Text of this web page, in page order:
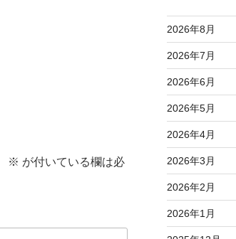
※ が付いている欄は必
2026年8月
2026年7月
2026年6月
2026年5月
2026年4月
2026年3月
2026年2月
2026年1月